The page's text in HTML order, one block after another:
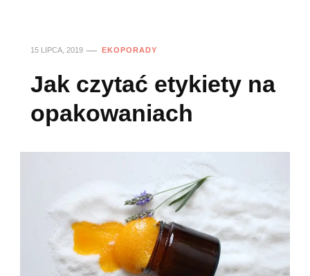
15 LIPCA, 2019 EKOPORADY
Jak czytać etykiety na
opakowaniach